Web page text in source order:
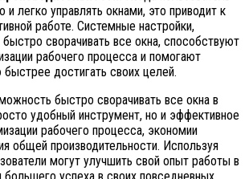
легко управлять окнами, это приводит к
работе. Системные настройки,
сворачивать все окна, способствуют
рабочего процесса и помогают
быстрее достигать своих целей.
быстро сворачивать все окна в
удобный инструмент, но и эффективное
рабочего процесса, экономии
общей производительности. Используя
могут улучшить свой опыт работы в